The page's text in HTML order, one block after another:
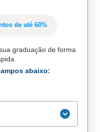
de até 60%
graduação de forma
abaixo: